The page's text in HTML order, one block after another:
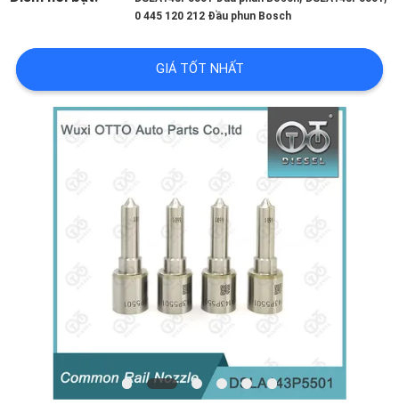
LIÊN
HỆ
TRƯỜNG
0 445 120 212 Đầu phun Bosch
GIÁ TỐT NHẤT